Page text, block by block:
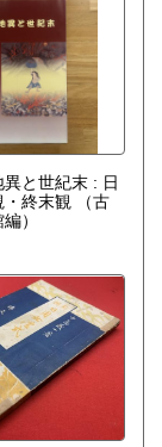
と世紀末 : 日
終末観
（古
）